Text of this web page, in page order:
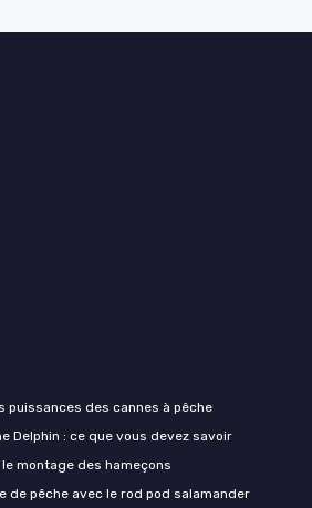
puissances des cannes à pêche
Delphin : ce que vous devez savoir
montage des hameçons
de pêche avec le rod pod salamander